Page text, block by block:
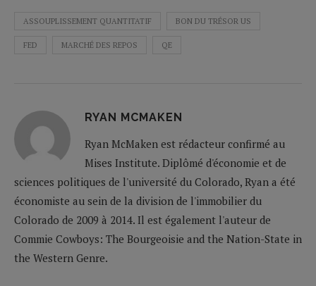
ASSOUPLISSEMENT QUANTITATIF BON DU TRÉSOR US
FED MARCHÉ DES REPOS QE
RYAN MCMAKEN
Ryan McMaken est rédacteur confirmé au
Mises Institute. Diplômé d'économie et de
sciences politiques de l'université du Colorado, Ryan a été
économiste au sein de la division de l'immobilier du
Colorado de 2009 à 2014. Il est également l'auteur de
Commie Cowboys: The Bourgeoisie and the Nation-State in
the Western Genre.